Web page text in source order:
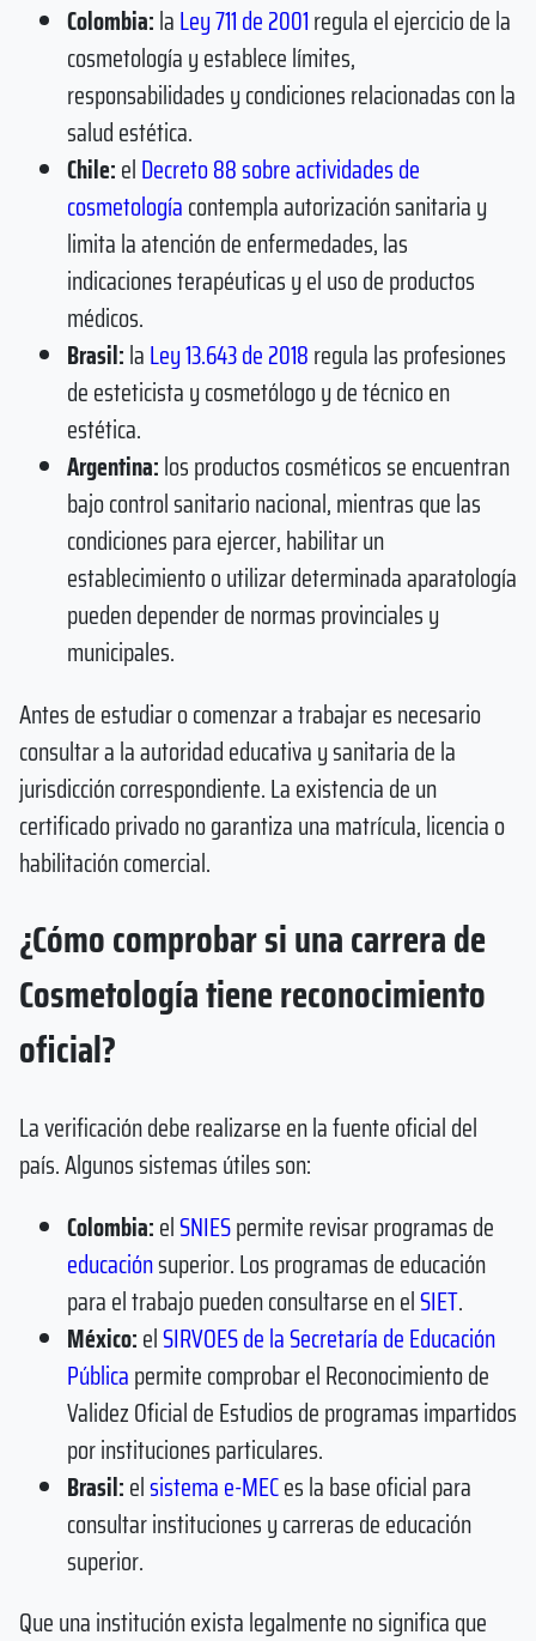
Colombia:laLey 711 de 2001regula el ejercicio de la
cosmetología y establece límites,
responsabilidades y condiciones relacionadas con la
salud estética.
Chile:elDecreto 88 sobre actividades de
cosmetologíacontempla autorización sanitaria y
limita la atención de enfermedades, las
indicaciones terapéuticas y el uso de productos
médicos.
Brasil:laLey 13.643 de 2018regula las profesiones
de esteticista y cosmetólogo y de técnico en
estética.
Argentina:los productos cosméticos se encuentran
bajo control sanitario nacional, mientras que las
condiciones para ejercer, habilitar un
establecimiento o utilizar determinada aparatología
pueden depender de normas provinciales y
municipales.
Antes de estudiar o comenzar a trabajar es necesario
consultar a la autoridad educativa y sanitaria de la
jurisdicción correspondiente. La existencia de un
certificado privado no garantiza una matrícula, licencia o
habilitación comercial.
¿Cómo comprobar si una carrera de
Cosmetología tiene reconocimiento
oficial?
La verificación debe realizarse en la fuente oficial del
país. Algunos sistemas útiles son:
Colombia:elSNIESpermite revisar programas de
educaciónsuperior. Los programas de educación
para el trabajo pueden consultarse en elSIET.
México:elSIRVOES de la Secretaría de Educación
Públicapermite comprobar el Reconocimiento de
Validez Oficial de Estudios de programas impartidos
por instituciones particulares.
Brasil:elsistema e-MECes la base oficial para
consultar instituciones y carreras de educación
superior.
Que una institución exista legalmente no significa que